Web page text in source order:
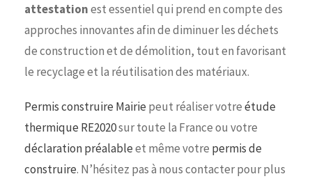
attestationest essentiel qui prend en compte des
approches innovantes afin de diminuer les déchets
de construction et de démolition, tout en favorisant
le recyclage et la réutilisation des matériaux.
Permis construire Mairie peut réaliser votreétude
thermique RE2020sur toute la France ou votre
déclaration préalableet même votre permis de
construire. N’hésitez pas à nous contacter pour plus